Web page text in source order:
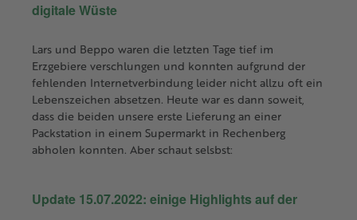
digitale Wüste
Lars und Beppo waren die letzten Tage tief im
Erzgebiere verschlungen und konnten aufgrund der
fehlenden Internetverbindung leider nicht allzu oft ein
Lebenszeichen absetzen. Heute war es dann soweit,
dass die beiden unsere erste Lieferung an einer
Packstation in einem Supermarkt in Rechenberg
abholen konnten. Aber schaut selsbst:
Update 15.07.2022: einige Highlights auf der